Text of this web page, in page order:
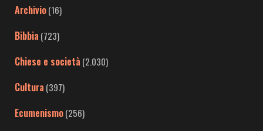
Archivio(16)
Bibbia (723)
Chiese e società (2.030)
Cultura (397)
Ecumenismo(256)